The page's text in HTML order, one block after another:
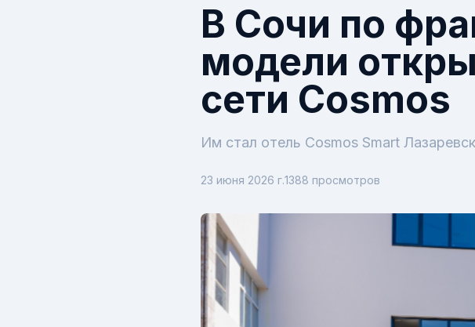
В Сочи по
модели
сети Cosmos
Им стал отель Cosmos Smart
23 июня 2026 г.1388 просмотров